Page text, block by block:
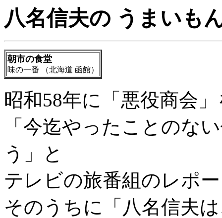
八名信夫の うまいも
朝市の食堂
味の一番 （北海道 函館）
昭和58年に「悪役商会
「今迄やったことのな
う」と
テレビの旅番組のレポ
そのうちに「八名信夫